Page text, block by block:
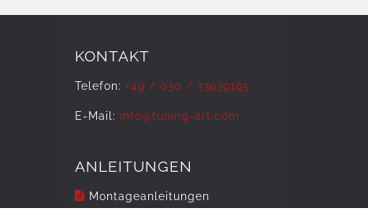
KONTAKT
Telefon: +49 / 030 / 33939195
E-Mail: info@tuning-art.com
ANLEITUNGEN
Montageanleitungen